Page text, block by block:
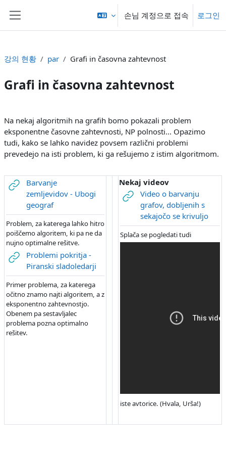
손님 계정으로 접속 로그인
강의 현황 par Grafi in časovna zahtevnost
Grafi in časovna zahtevnost
섹션 개요
Na nekaj algoritmih na grafih bomo pokazali problem
eksponentne časovne zahtevnosti, NP polnosti... Opazimo
tudi, kako se lahko navidez povsem različni problemi
prevedejo na isti problem, ki ga rešujemo z istim algoritmom.
Barvanje
zemljevidov - Ubogi
geografURL
Problem, za katerega lahko hitro
poiščemo algoritem, ki pa ne da
nujno optimalne rešitve.
Problemi pokritja -
Piranski sladoledarjiURL
Primer problema, za katerega
očitno znamo najti algoritem, a z
eksponentno zahtevnostjo.
Obenem pa sestavljalec
problema pozna optimalno
rešitev.
Nekaj videov
Video o barvanju
grafov, dobljenih s
sekajočo se krivuljoURL
Splača se pogledati tudi
iste avtorice. (Hvala, Urša!)